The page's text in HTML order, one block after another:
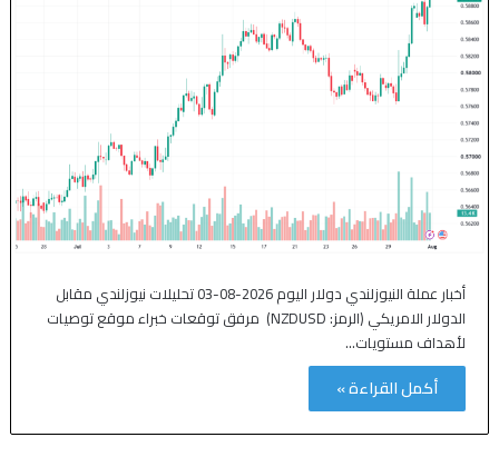
أخبار عملة النيوزلندي دولار اليوم 2026-08-03 تحليلات نيوزلندي مقابل
الدولار الامريكي (الرمز: NZDUSD) مرفق توقعات خبراء موقع توصيات
لأهداف مستويات…
أكمل القراءة »